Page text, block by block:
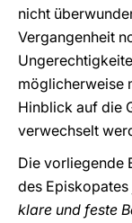
nicht
Vergangenheit
möglicherweise
Hinblick auf die
verwechselt
Die vorliegende
des
klare und feste